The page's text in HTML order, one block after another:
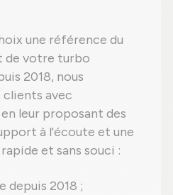
une référence du
de votre turbo
2018, nous
clients avec
leur proposant des
à l'écoute et une
et sans souci :
depuis 2018 ;